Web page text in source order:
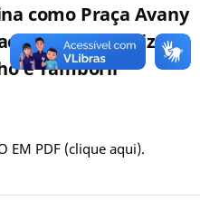
como Praça Avany
público localizado
e Tamboril
EM PDF (clique aqui).